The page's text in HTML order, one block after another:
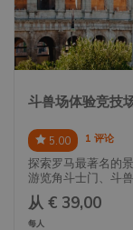
斗兽场体验竞技
5.00 1 评论
探索罗马最著名的
游览角斗士门、斗
从 € 39,00
每人